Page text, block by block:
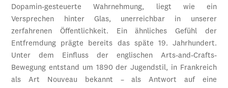
Dopamin-gesteuerte Wahrnehmung, liegt wie ein
Versprechen hinter Glas, unerreichbar in unserer
zerfahrenen Öffentlichkeit. Ein ähnliches Gefühl der
Entfremdung prägte bereits das späte 19. Jahrhundert.
Unter dem Einfluss der englischen Arts-and-Crafts-
Bewegung entstand um 1890 der Jugendstil, in Frankreich
als Art Nouveau bekannt – als Antwort auf eine